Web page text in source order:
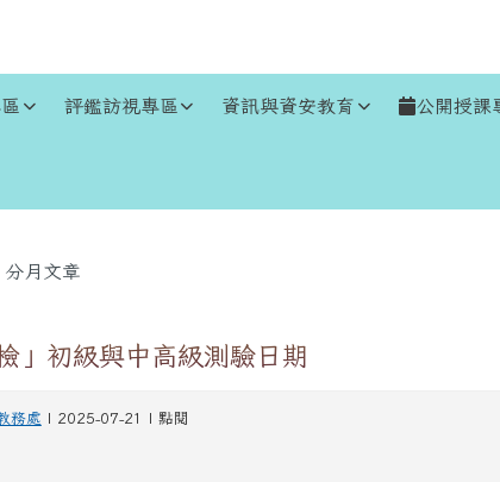
評鑑訪視專區 資訊與資安教育 公開授課
分月文章
」初級與中高級測驗日期
務處 | 2025-07-21 | 點閱